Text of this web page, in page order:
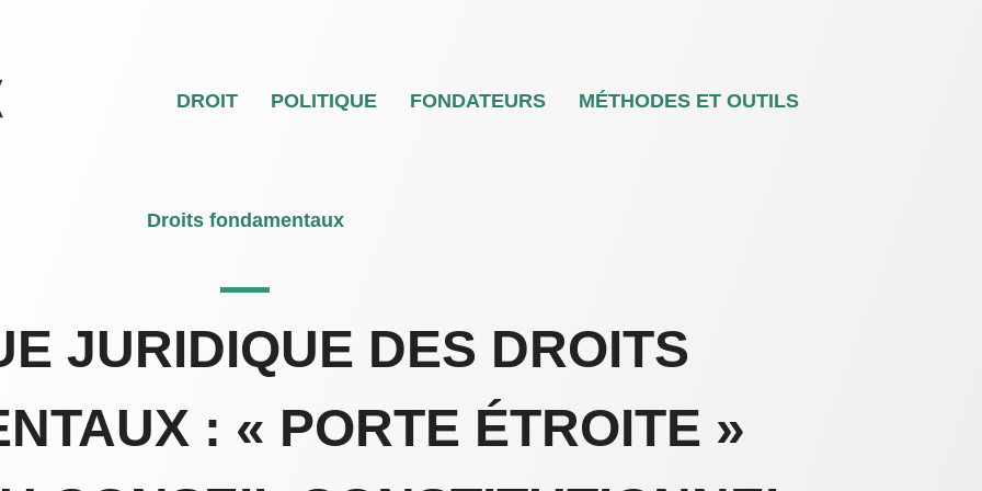
DROIT
POLITIQUE FONDATEURS MÉTHODES ET OUTILS
Droits fondamentaux
JURIDIQUE DES DROITS
: « PORTE ÉTROITE »